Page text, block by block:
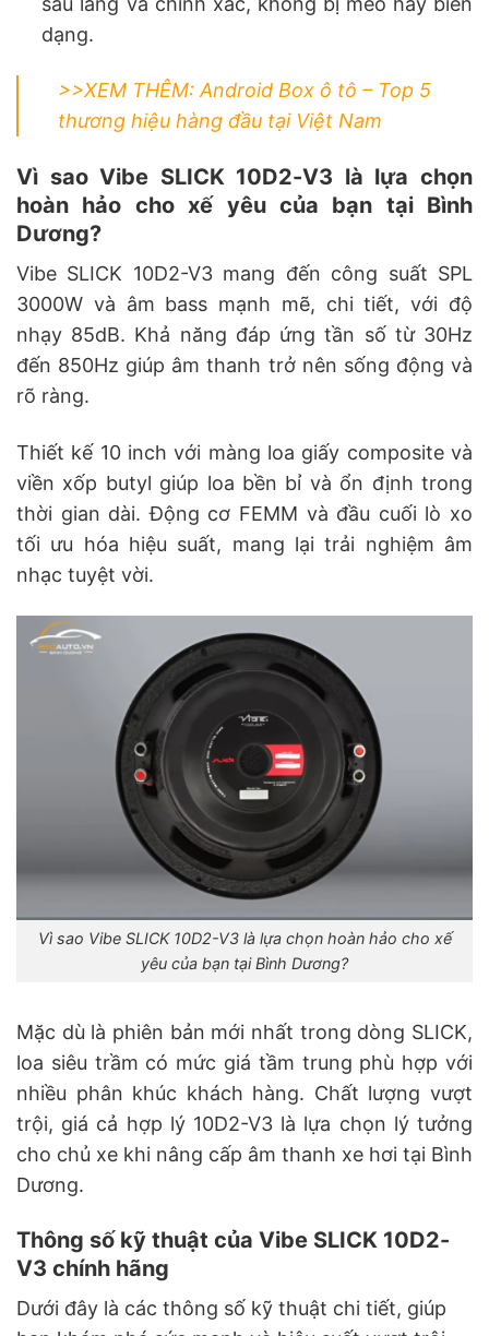
dạng.
>>XEM THÊM: Android Box ô tô – Top 5
thương hiệu hàng đầu tại Việt Nam
Vì sao Vibe SLICK 10D2-V3 là lựa chọn
hoàn hảo cho xế yêu của bạn tại Bình
Dương?
Vibe SLICK 10D2-V3 mang đến công suất SPL
3000W và âm bass mạnh mẽ, chi tiết, với độ
nhạy 85dB. Khả năng đáp ứng tần số từ 30Hz
đến 850Hz giúp âm thanh trở nên sống động và
rõ ràng.
Thiết kế 10 inch với màng loa giấy composite và
viền xốp butyl giúp loa bền bỉ và ổn định trong
thời gian dài. Động cơ FEMM và đầu cuối lò xo
tối ưu hóa hiệu suất, mang lại trải nghiệm âm
nhạc tuyệt vời.
Vì sao Vibe SLICK 10D2-V3 là lựa chọn hoàn hảo cho xế
yêu của bạn tại Bình Dương?
Mặc dù là phiên bản mới nhất trong dòng SLICK,
loa siêu trầm có mức giá tầm trung phù hợp với
nhiều phân khúc khách hàng. Chất lượng vượt
trội, giá cả hợp lý 10D2-V3 là lựa chọn lý tưởng
cho chủ xe khi nâng cấp âm thanh xe hơi tại Bình
Dương.
Thông số kỹ thuật của Vibe SLICK 10D2-
V3 chính hãng
Dưới đây là các thông số kỹ thuật chi tiết, giúp